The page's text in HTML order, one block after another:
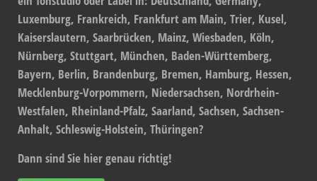
Luxemburg, Frankreich, Frankfurt am Main, Trier, Kusel,
Kaiserslautern, Saarbrücken, Mainz, Wiesbaden, Köln,
Nürnberg, Stuttgart, München, Baden-Württemberg,
Bayern, Berlin, Brandenburg, Bremen, Hamburg, Hessen,
Mecklenburg-Vorpommern, Niedersachsen, Nordrhein-
Westfalen, Rheinland-Pfalz, Saarland, Sachsen, Sachsen-
Anhalt, Schleswig-Holstein, Thüringen?
Dann sind Sie hier genau richtig!